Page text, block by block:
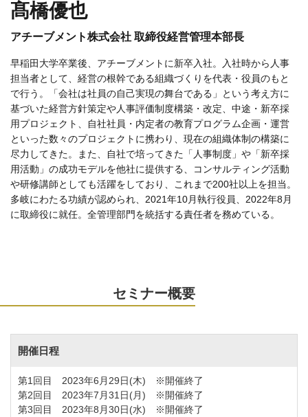
髙橋優也
アチーブメント株式会社 取締役経営管理本部長
早稲田大学卒業後、アチーブメントに新卒入社。入社時から人事
担当者として、経営の根幹である組織づくりを代表・役員のもと
で行う。「会社は社員の自己実現の舞台である」という考え方に
基づいた経営方針策定や人事評価制度構築・改定、中途・新卒採
用プロジェクト、自社社員・内定者の教育プログラム企画・運営
といった数々のプロジェクトに携わり、現在の組織体制の構築に
尽力してきた。また、自社で培ってきた「人事制度」や「新卒採
用活動」の成功モデルを他社に提供する、コンサルティング活動
や研修講師としても活躍をしており、これまで200社以上を担当。
多岐にわたる功績が認められ、2021年10月執行役員、2022年8月
に取締役に就任。全管理部門を統括する責任者を務めている。
セミナー概要
開催日程
第1回目 2023年6月29日(木) ※開催終了
第2回目 2023年7月31日(月) ※開催終了
第3回目 2023年8月30日(水) ※開催終了